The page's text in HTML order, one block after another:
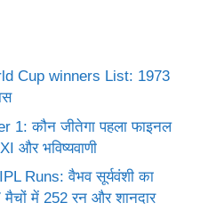
Cup winners List: 1973
1: कौन जीतेगा पहला फाइनल
और भविष्यवाणी
Runs: वैभव सूर्यवंशी का
मैचों में 252 रन और शानदार